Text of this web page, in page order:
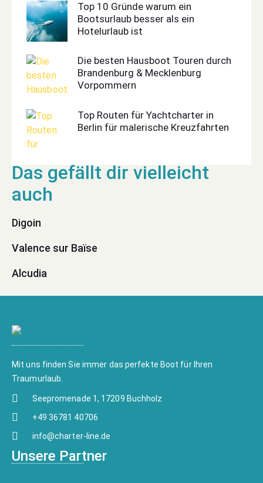
Top 10 Gründe warum ein
Bootsurlaub besser als ein
Hotelurlaub ist
Die besten Hausboot Touren durch
Brandenburg & Mecklenburg
Vorpommern
Top Routen für Yachtcharter in
Berlin für malerische Kreuzfahrten
Digoin
Valence sur Baïse
Alcudia
Mit uns finden Sie immer das perfekte Boot für Ihren
Traumurlaub.
Seepromenade 1, 17209 Buchholz
+49 36781 40706
info@charter-line.de
Unsere Partner